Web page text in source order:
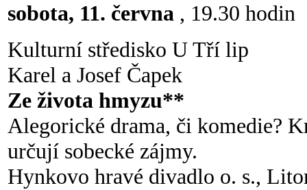
sobota, 11. června , 19.30 hodin
Kulturní středisko U Tří lip
Karel a Josef Čapek
Ze života hmyzu**
Alegorické drama, či komedie?
určují sobecké zájmy.
Hynkovo hravé divadlo o. s.,